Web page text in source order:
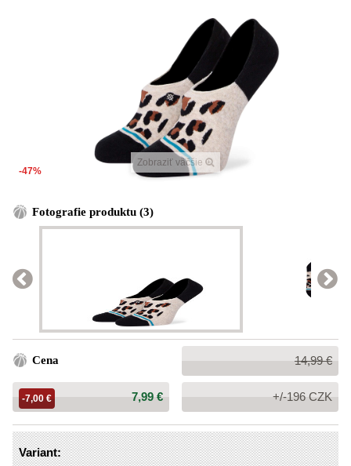
Zobraziť väčšie
-47%
Fotografie produktu (3)
Cena
Bežná
cena:
14,99 €
Cena:
7,99 €
-7,00 € +/-196 CZK
Variant: